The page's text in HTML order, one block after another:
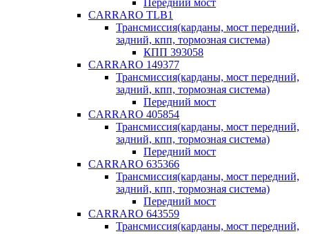
Передний мост
CARRARO TLB1
Трансмиссия(карданы, мост передний,
задний, кпп, тормозная система)
КПП 393058
CARRARO 149377
Трансмиссия(карданы, мост передний,
задний, кпп, тормозная система)
Передний мост
CARRARO 405854
Трансмиссия(карданы, мост передний,
задний, кпп, тормозная система)
Передний мост
CARRARO 635366
Трансмиссия(карданы, мост передний,
задний, кпп, тормозная система)
Передний мост
CARRARO 643559
Трансмиссия(карданы, мост передний,